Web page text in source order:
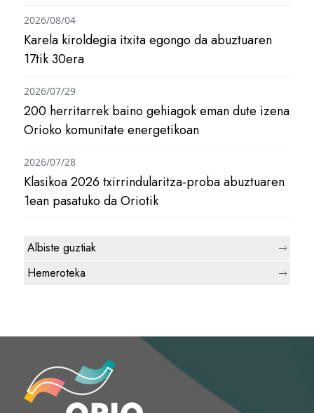
Karela kiroldegia itxita egongo da abuztuaren
17tik 30era
2026/08/04
200 herritarrek baino gehiagok eman dute izena
Orioko komunitate energetikoan
2026/07/29
Klasikoa 2026 txirrindularitza-proba abuztuaren
1ean pasatuko da Oriotik
2026/07/28
Albiste guztiak
Hemeroteka